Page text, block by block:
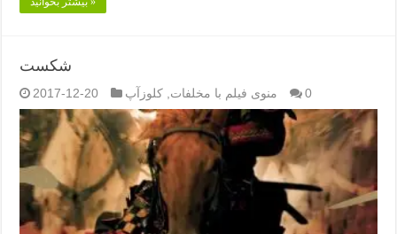
شکست
2017-12-20 منوی فیلم با مخلفات کلوزآپ 0